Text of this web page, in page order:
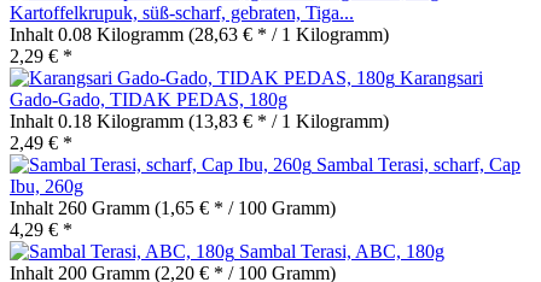
Kartoffelkrupuk, süß-scharf, gebraten, Tiga...
Inhalt 0.08 Kilogramm (28,63 € * / 1 Kilogramm)
2,29 € *
Karangsari
Gado-Gado, TIDAK PEDAS, 180g
Inhalt 0.18 Kilogramm (13,83 € * / 1 Kilogramm)
2,49 € *
Sambal Terasi, scharf, Cap
Ibu, 260g
Inhalt 260 Gramm (1,65 € * / 100 Gramm)
4,29 € *
Sambal Terasi, ABC, 180g
Inhalt 200 Gramm (2,20 € * / 100 Gramm)